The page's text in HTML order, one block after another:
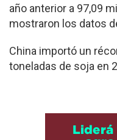
año anterior a 97,09
mostraron los datos
China importó un
toneladas de soja en